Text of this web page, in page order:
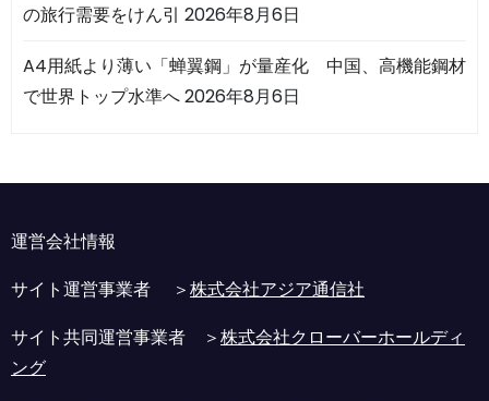
の旅行需要をけん引 2026年8月6日
A4用紙より薄い「蝉翼鋼」が量産化 中国、高機能鋼材
で世界トップ水準へ2026年8月6日
運営会社情報
サイト運営事業者 ＞株式会社アジア通信社
サイト共同運営事業者 ＞株式会社クローバーホールディ
ング